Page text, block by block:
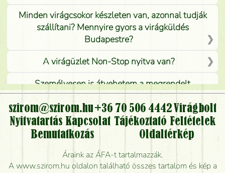
Minden virágcsokor készleten van, azonnal tudják
szállítani? Mennyire gyors a virágküldés
Budapestre?
A virágüzlet Non-Stop nyitva van?
Személyesen is átvehetem a megrendelt
virágcsokrot, vagy csak virágküldéssel, kiszállítással
kérhető?
Vidékre is lehet rendelni?
Meddig rendelhetek virágküldést úgy, hogy még ma
kiszállítsák?
szirom@szirom.hu+36 70 506 4442Virágbolt
Nyitvatartás Kapcsolat Tájékoztató Feltételek
Bemutatkozás
Oldaltérkép
Áraink az ÁFA-t tartalmazzák.
A www.szirom.hu oldalon található összes tartalom és kép a